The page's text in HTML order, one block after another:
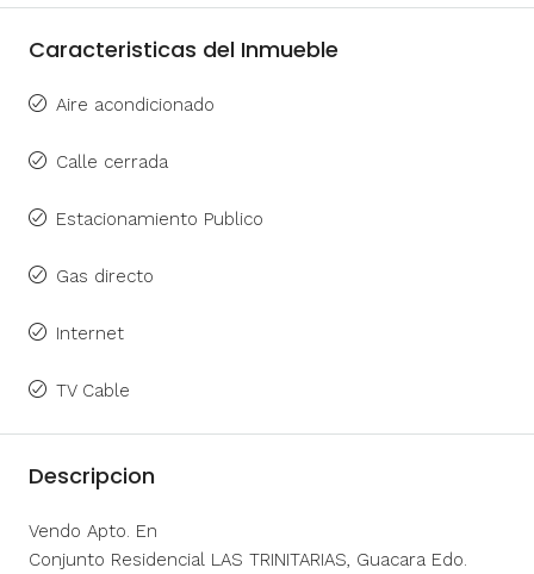
Caracteristicas del Inmueble
Aire acondicionado
Calle cerrada
Estacionamiento Publico
Gas directo
Internet
TV Cable
Descripcion
Vendo Apto. En
Conjunto Residencial LAS TRINITARIAS, Guacara Edo.